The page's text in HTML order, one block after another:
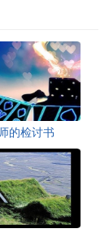
的检讨书